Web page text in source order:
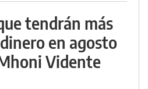
tendrán más
en agosto
Vidente